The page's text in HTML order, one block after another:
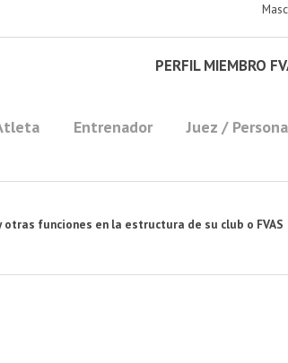
PERFIL MIEMBRO
Entrenador Juez /
otras funciones en la estructura de su club o FVAS